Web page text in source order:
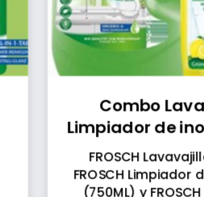
Combo
Limpiador de
Limpiador
FROSCH
FROSCH Limpiador
(750ML) y